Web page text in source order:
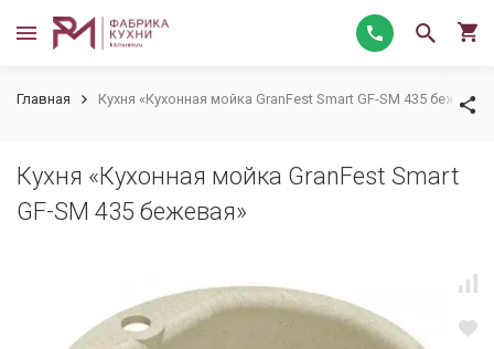
Главная Кухня «Кухонная мойка GranFest Smart GF-SM 435 бежевая»
Кухня «Кухонная мойка GranFest Smart
GF-SM 435 бежевая»